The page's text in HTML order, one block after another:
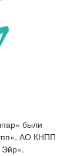
были
АО КНПП